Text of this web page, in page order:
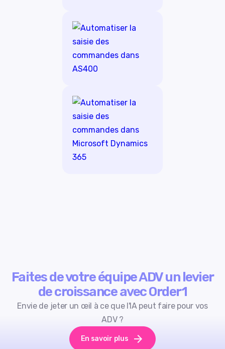
Faites de votre équipe ADV un levier
de croissance avec Order1
Envie de jeter un œil à ce que l'IA peut faire pour vos
ADV ?
En savoir plus